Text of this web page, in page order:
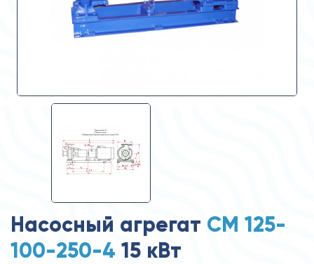
Насосный агрегат СМ 125-
100-250-4 15 кВт